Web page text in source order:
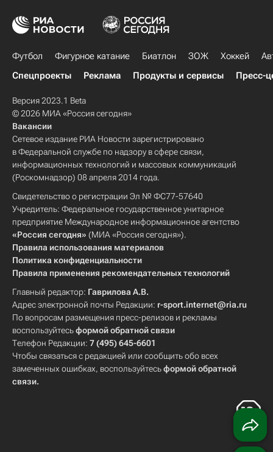
Футбол Фигурное катание Биатлон ЗОЖ Хоккей
Спецпроекты
Реклама Продукты и сервисы Пресс-
Версия 2023.1 Beta
© 2026 МИА «Россия сегодня»
Вакансии
Сетевое издание РИА Новости зарегистрировано
в Федеральной службе по надзору в сфере связи,
информационных технологий и массовых коммуникаций
(Роскомнадзор) 08 апреля 2014 года.
Свидетельство о регистрации Эл № ФС77-57640
Учредитель: Федеральное государственное унитарное
предприятие Международное информационное агентство
«Россия сегодня» (МИА «Россия сегодня»).
Правила использования материалов
Политика конфиденциальности
Правила применения рекомендательных технологий
Главный редактор: Гаврилова А.В.
Адрес электронной почты Редакции: r-sport.internet@ria.ru
По вопросам размещения пресс-релизов и рекламы
воспользуйтесьформой обратной связи
Телефон Редакции: 7 (495) 645-6601
Чтобы связаться с редакцией или сообщить обо всех
замеченных ошибках, воспользуйтесьформой обратной
связи.